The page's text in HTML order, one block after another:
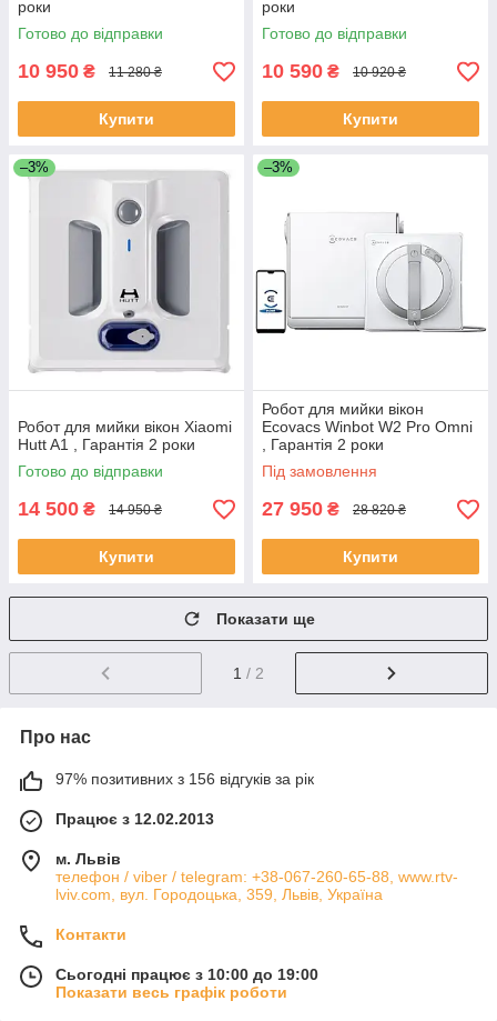
роки
Готово до відправки
10 950 ₴ 11 280 ₴
Купити
роки
Готово до відправки
10 590 ₴ 10 920 ₴
Купити
–3%
Робот для мийки вікон Xiaomi
Hutt A1 , Гарантія 2 роки
Готово до відправки
14 500 ₴ 14 950 ₴
Купити
–3%
Робот для мийки вікон
Ecovacs Winbot W2 Pro Omni
, Гарантія 2 роки
Під замовлення
27 950 ₴ 28 820 ₴
Купити
Показати ще
1 / 2
Про нас
97% позитивних з 156 відгуків за рік
Працює з 12.02.2013
м. Львів
телефон / viber / telegram: +38-067-260-65-88, www.rtv-
lviv.com, вул. Городоцька, 359, Львів, Україна
Контакти
Сьогодні працює з 10:00 до 19:00
Показати весь графік роботи